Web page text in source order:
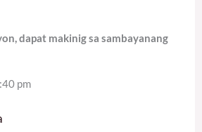
dapat makinig sa sambayanang
pm